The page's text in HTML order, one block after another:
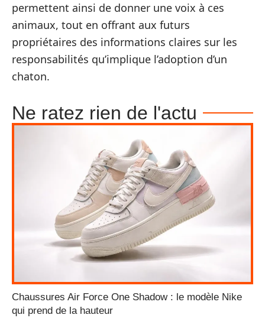
permettent ainsi de donner une voix à ces
animaux, tout en offrant aux futurs
propriétaires des informations claires sur les
responsabilités qu’implique l’adoption d’un
chaton.
Ne ratez rien de l'actu
Chaussures Air Force One Shadow : le modèle Nike
qui prend de la hauteur